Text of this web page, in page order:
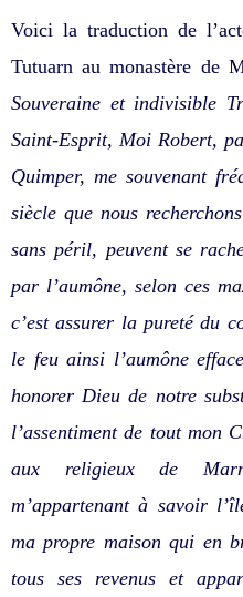
Voici la traduction de
Tutuarn au monastère de
Souveraine et indivisible
Saint-Esprit, Moi Robert,
Quimper, me souvenant
siècle que nous
sans péril, peuvent se
par l’aumône, selon ces
c’est assurer la pureté du
le feu ainsi l’aumône
honorer Dieu de notre
l’assentiment de tout mon
aux religieux de
m’appartenant à savoir
ma propre maison qui en
tous ses revenus et